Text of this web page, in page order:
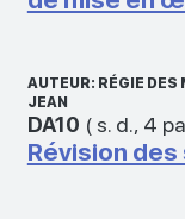
AUTEUR: RÉGIE
JEAN
DA10 ( s. d., 4
Révision